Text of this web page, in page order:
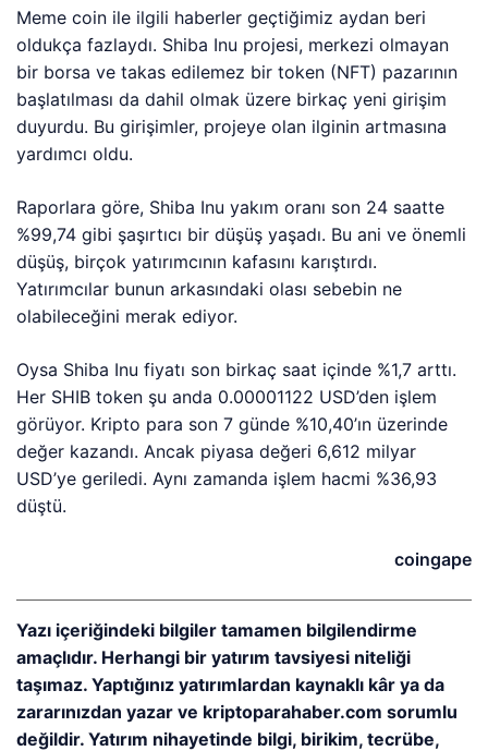
Meme coin ile ilgili haberler geçtiğimiz aydan beri
oldukça fazlaydı. Shiba Inu projesi, merkezi olmayan
bir borsa ve takas edilemez bir token (NFT) pazarının
başlatılması da dahil olmak üzere birkaç yeni girişim
duyurdu. Bu girişimler, projeye olan ilginin artmasına
yardımcı oldu.
Raporlara göre, Shiba Inu yakım oranı son 24 saatte
%99,74 gibi şaşırtıcı bir düşüş yaşadı. Bu ani ve önemli
düşüş, birçok yatırımcının kafasını karıştırdı.
Yatırımcılar bunun arkasındaki olası sebebin ne
olabileceğini merak ediyor.
Oysa Shiba Inu fiyatı son birkaç saat içinde %1,7 arttı.
Her SHIB token şu anda 0.00001122 USD’den işlem
görüyor. Kripto para son 7 günde %10,40’ın üzerinde
değer kazandı. Ancak piyasa değeri 6,612 milyar
USD’ye geriledi. Aynı zamanda işlem hacmi %36,93
düştü.
coingape
Yazı içeriğindeki bilgiler tamamen bilgilendirme
amaçlıdır. Herhangi bir yatırım tavsiyesi niteliği
taşımaz. Yaptığınız yatırımlardan kaynaklı kâr ya da
zararınızdan yazar ve kriptoparahaber.com sorumlu
değildir. Yatırım nihayetinde bilgi, birikim, tecrübe,